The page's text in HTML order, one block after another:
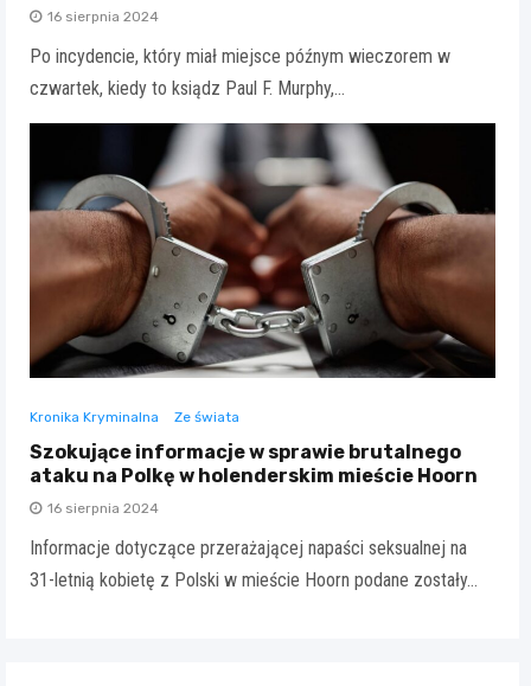
16 sierpnia 2024
Po incydencie, który miał miejsce późnym wieczorem w
czwartek, kiedy to ksiądz Paul F. Murphy,…
Kronika Kryminalna Ze świata
Szokujące informacje w sprawie brutalnego
ataku na Polkę w holenderskim mieście Hoorn
16 sierpnia 2024
Informacje dotyczące przerażającej napaści seksualnej na
31-letnią kobietę z Polski w mieście Hoorn podane zostały…